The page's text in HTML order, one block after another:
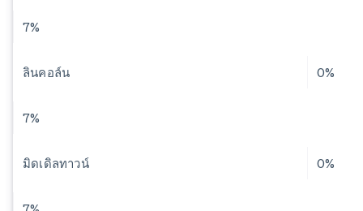
7%
ลินคอล์น 0%
7%
มิดเดิลทาวน์ 0%